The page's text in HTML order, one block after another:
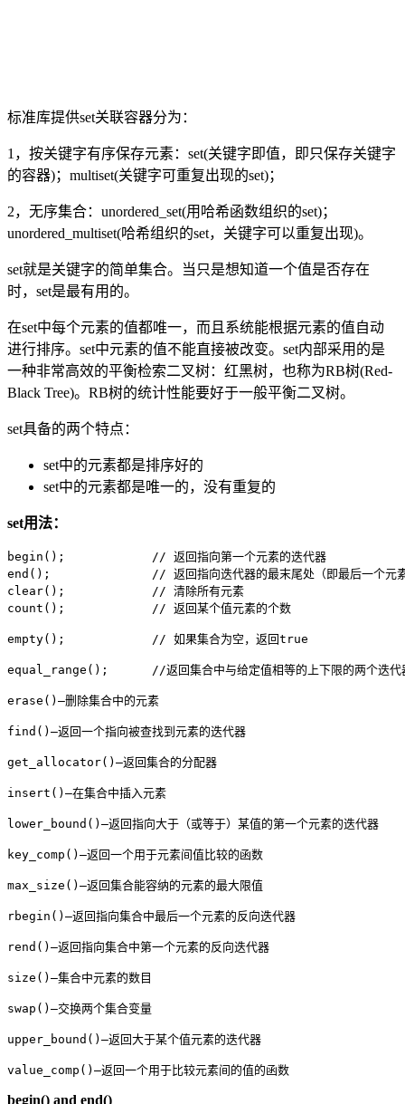
标准库提供set关联容器分为：
1，按关键字有序保存元素：set(关键字即值，即只保存关键字
的容器)；multiset(关键字可重复出现的set)；
2，无序集合：unordered_set(用哈希函数组织的set)；
unordered_multiset(哈希组织的set，关键字可以重复出现)。
set就是关键字的简单集合。当只是想知道一个值是否存在
时，set是最有用的。
在set中每个元素的值都唯一，而且系统能根据元素的值自动
进行排序。set中元素的值不能直接被改变。set内部采用的是
一种非常高效的平衡检索二叉树：红黑树，也称为RB树(Red-
Black Tree)。RB树的统计性能要好于一般平衡二叉树。
set具备的两个特点：
set中的元素都是排序好的
set中的元素都是唯一的，没有重复的
set用法：
begin();            // 返回指向第一个元素的迭代器
end();              // 返回指向迭代器的最末尾处（即最后一个元素
clear();            // 清除所有元素
count();            // 返回某个值元素的个数
empty();            // 如果集合为空，返回true
equal_range();      //返回集合中与给定值相等的上下限的两个迭代
erase()–删除集合中的元素
find()–返回一个指向被查找到元素的迭代器
get_allocator()–返回集合的分配器
insert()–在集合中插入元素
lower_bound()–返回指向大于（或等于）某值的第一个元素的迭代器
key_comp()–返回一个用于元素间值比较的函数
max_size()–返回集合能容纳的元素的最大限值
rbegin()–返回指向集合中最后一个元素的反向迭代器
rend()–返回指向集合中第一个元素的反向迭代器
size()–集合中元素的数目
swap()–交换两个集合变量
upper_bound()–返回大于某个值元素的迭代器
value_comp()–返回一个用于比较元素间的值的函数
begin() and end()